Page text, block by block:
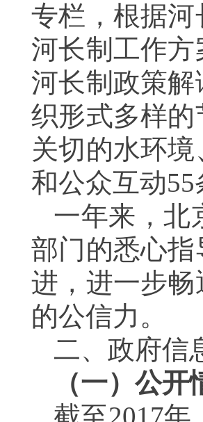
专栏，根据
河长制工作
河长制政策
织形式多样
关切的水环
和公众互动55
一年来，北
部门的悉心
进，进一步
的公信力。
二、政府信
（一）公开